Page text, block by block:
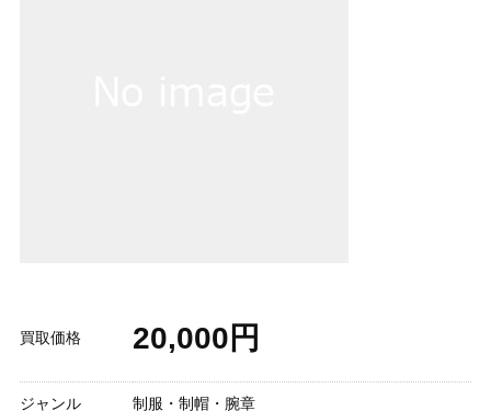
買取価格 20,000円
ジャンル 制服・制帽・腕章